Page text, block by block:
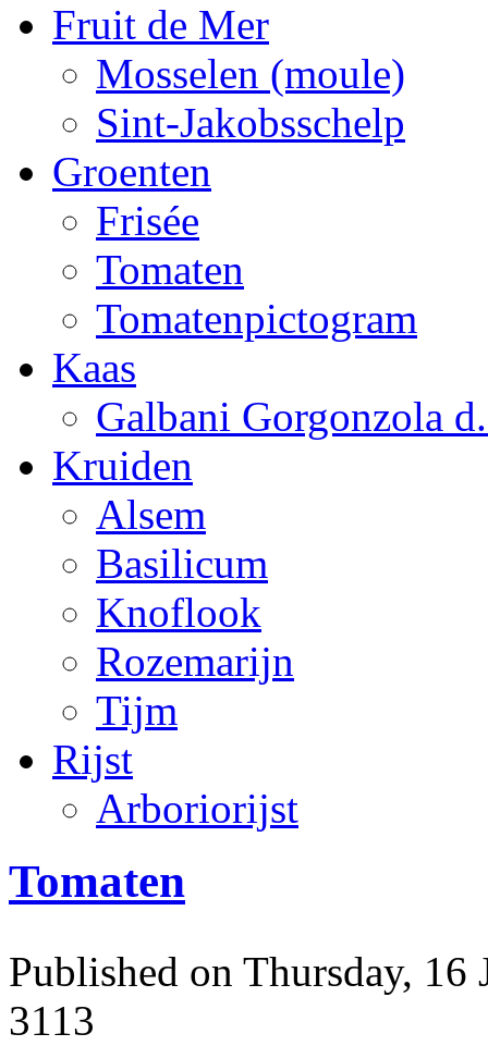
Fruit de Mer
Mosselen (moule)
Sint-Jakobsschelp
Groenten
Frisée
Tomaten
Tomatenpictogram
Kaas
Galbani Gorgonzola
Kruiden
Alsem
Basilicum
Knoflook
Rozemarijn
Tijm
Rijst
Arboriorijst
Tomaten
Published on Thursday,
3113